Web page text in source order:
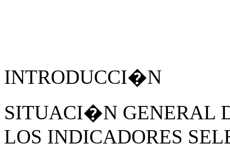
INTRODUCCI�N
SITUACI�N GENERAL
LOS INDICADORES